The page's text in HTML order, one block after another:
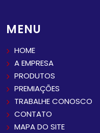
MENU
HOME
A EMPRESA
PRODUTOS
PREMIAÇÕES
TRABALHE CONOSCO
CONTATO
MAPA DO SITE